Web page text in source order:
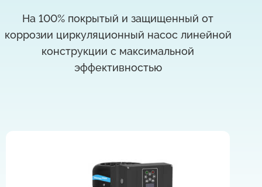
На 100% покрытый и защищенный от
коррозии циркуляционный насос линейной
конструкции с максимальной
эффективностью